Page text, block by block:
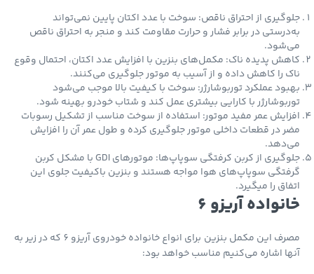
از احتراق ناقص: سوخت با عدد اکتان پایین نمی‌تواند
در برابر فشار و حرارت مقاومت کند و منجر به احتراق ناقص
پدیده ناک: مکمل‌های بنزین با افزایش عدد اکتان، احتمال وقوع
را کاهش داده و از آسیب به موتور جلوگیری می‌کنند.
عملکرد توربوشارژر: سوخت با کیفیت بالا موجب می‌شود
با کارایی بیشتری عمل کند و شتاب خودرو بهینه شود.
عمر مفید موتور: استفاده از سوخت مناسب از تشکیل رسوبات
در قطعات داخلی موتور جلوگیری کرده و طول عمر آن را افزایش
جلوگیری از کربن کرفتگی سوپاپ‌ها: موتورهای GDI با مشکل کربن
سوپاپ‌های هوا مواجه هستند و بنزین باکیفیت جلوی این
را میگیرد.
آریزو 6
مصرف این مکمل بنزین برای انواع خانواده خودروی آریزو 6 که در زیر به
اشاره می‌کنیم مناسب خواهد بود: